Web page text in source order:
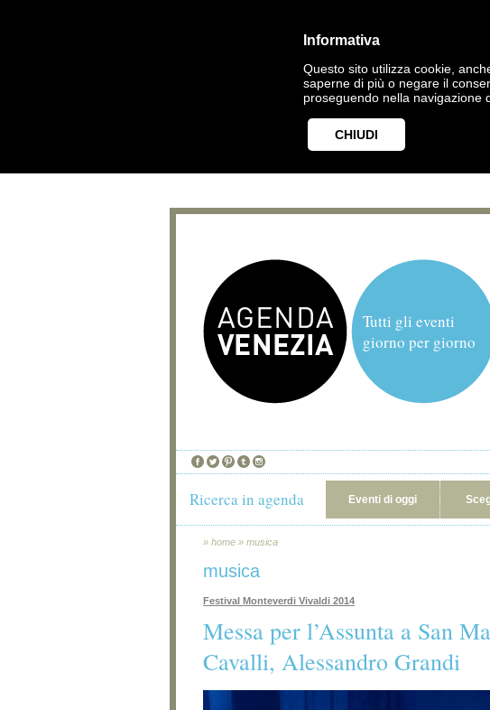
Informativa
Questo sito utilizza cookie,
saperne di più o negare il
proseguendo nella navigazione
CHIUDI
Tutti gli eventi
giorno per giorno
Ricerca in agenda Eventi di oggi
» home » musica
musica
Festival Monteverdi Vivaldi 2014
Messa per l’Assunta a San
Cavalli, Alessandro Grandi